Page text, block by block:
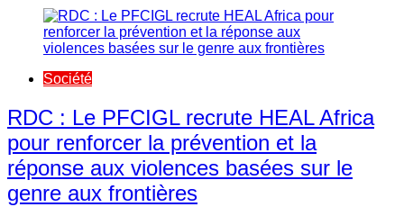
Société
RDC : Le PFCIGL recrute HEAL Africa
pour renforcer la prévention et la
réponse aux violences basées sur le
genre aux frontières